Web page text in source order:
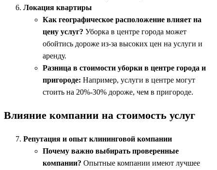
Локация квартиры
Как географическое расположение влияет на
цену услуг? Уборка в центре города может
обойтись дороже из-за высоких цен на услуги и
аренду.
Разница в стоимости уборки в центре города и
пригороде: Например, услуги в центре могут
стоить на 20%-30% дороже, чем в пригороде.
Влияние компании на стоимость услуг
Репутация и опыт клининговой компании
Почему важно выбирать проверенные
компании? Опытные компании имеют лучшее